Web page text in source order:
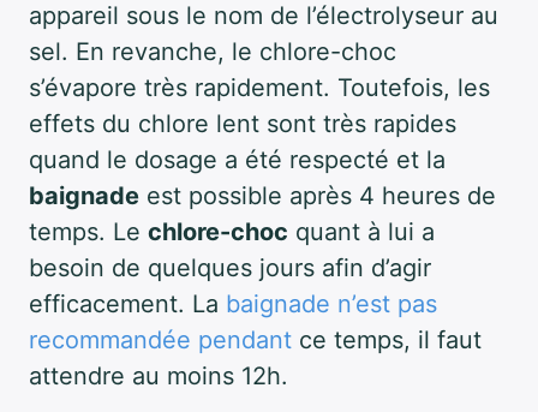
appareil sous le nom de l’électrolyseur au
sel. En revanche, le chlore-choc
s’évapore très rapidement. Toutefois, les
effets du chlore lent sont très rapides
quand le dosage a été respecté et la
baignade est possible après 4 heures de
temps. Le chlore-choc quant à lui a
besoin de quelques jours afin d’agir
efficacement. La baignade n’est pas
recommandée pendant ce temps, il faut
attendre au moins 12h.